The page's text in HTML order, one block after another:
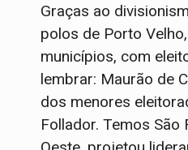
Graças ao
polos de Porto
municípios, com
lembrar: Maurão de
dos menores
Follador. Temos